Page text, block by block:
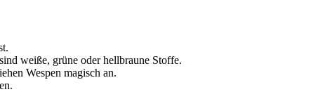
weiße, grüne oder hellbraune Stoffe.
Wespen magisch an.